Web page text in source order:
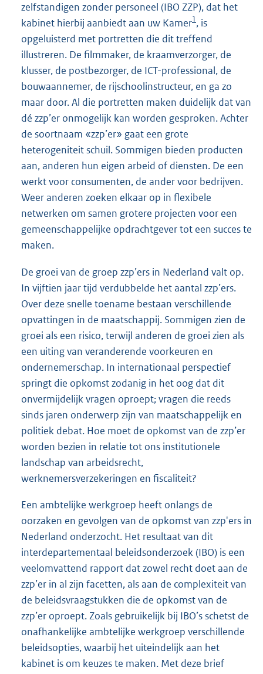
zelfstandigen zonder personeel (IBO ZZP), dat het
kabinet hierbij aanbiedt aan uw Kamer1, is
opgeluisterd met portretten die dit treffend
illustreren. De filmmaker, de kraamverzorger, de
klusser, de postbezorger, de ICT-professional, de
bouwaannemer, de rijschoolinstructeur, en ga zo
maar door. Al die portretten maken duidelijk dat van
dé zzp’er onmogelijk kan worden gesproken. Achter
de soortnaam «zzp’er» gaat een grote
heterogeniteit schuil. Sommigen bieden producten
aan, anderen hun eigen arbeid of diensten. De een
werkt voor consumenten, de ander voor bedrijven.
Weer anderen zoeken elkaar op in flexibele
netwerken om samen grotere projecten voor een
gemeenschappelijke opdrachtgever tot een succes te
maken.
De groei van de groep zzp’ers in Nederland valt op.
In vijftien jaar tijd verdubbelde het aantal zzp’ers.
Over deze snelle toename bestaan verschillende
opvattingen in de maatschappij. Sommigen zien de
groei als een risico, terwijl anderen de groei zien als
een uiting van veranderende voorkeuren en
ondernemerschap. In internationaal perspectief
springt die opkomst zodanig in het oog dat dit
onvermijdelijk vragen oproept; vragen die reeds
sinds jaren onderwerp zijn van maatschappelijk en
politiek debat. Hoe moet de opkomst van de zzp’er
worden bezien in relatie tot ons institutionele
landschap van arbeidsrecht,
werknemersverzekeringen en fiscaliteit?
Een ambtelijke werkgroep heeft onlangs de
oorzaken en gevolgen van de opkomst van zzp'ers in
Nederland onderzocht. Het resultaat van dit
interdepartementaal beleidsonderzoek (IBO) is een
veelomvattend rapport dat zowel recht doet aan de
zzp’er in al zijn facetten, als aan de complexiteit van
de beleidsvraagstukken die de opkomst van de
zzp’er oproept. Zoals gebruikelijk bij IBO’s schetst de
onafhankelijke ambtelijke werkgroep verschillende
beleidsopties, waarbij het uiteindelijk aan het
kabinet is om keuzes te maken. Met deze brief